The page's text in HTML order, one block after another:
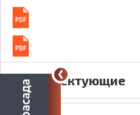
Комплектующие